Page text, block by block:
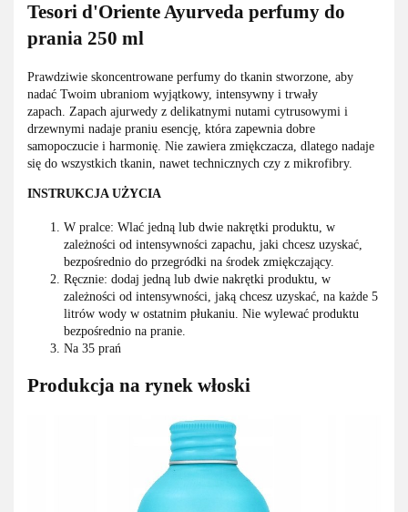
Tesori d'Oriente Ayurveda perfumy do
prania 250 ml
Prawdziwie skoncentrowane perfumy do tkanin stworzone, aby
nadać Twoim ubraniom wyjątkowy, intensywny i trwały
zapach. Zapach ajurwedy z delikatnymi nutami cytrusowymi i
drzewnymi nadaje praniu esencję, która zapewnia dobre
samopoczucie i harmonię. Nie zawiera zmiękczacza, dlatego nadaje
się do wszystkich tkanin, nawet technicznych czy z mikrofibry.
INSTRUKCJA UŻYCIA
W pralce: Wlać jedną lub dwie nakrętki produktu, w
zależności od intensywności zapachu, jaki chcesz uzyskać,
bezpośrednio do przegródki na środek zmiękczający.
Ręcznie: dodaj jedną lub dwie nakrętki produktu, w
zależności od intensywności, jaką chcesz uzyskać, na każde 5
litrów wody w ostatnim płukaniu. Nie wylewać produktu
bezpośrednio na pranie.
Na 35 prań
Produkcja na rynek włoski